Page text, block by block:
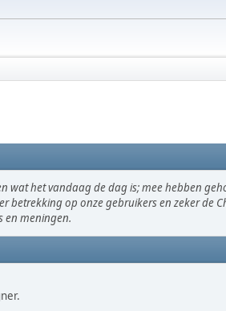
het vandaag de dag is; mee hebben
op onze gebruikers en zeker de
en meningen.